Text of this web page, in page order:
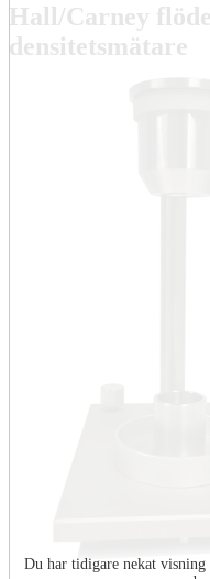
Hall/Carney
densitetsmätare
Du har tidigare nekat